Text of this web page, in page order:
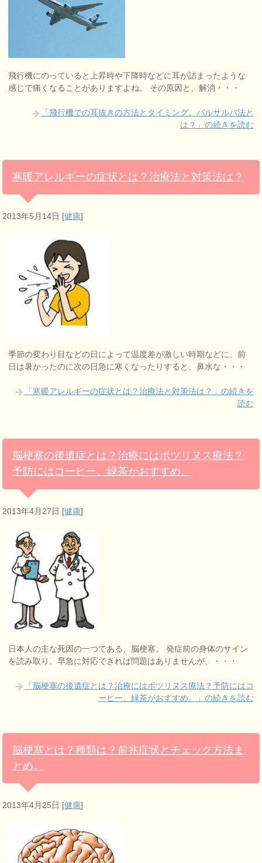
飛行機にのっていると上昇時や下降時などに耳が詰まったような
感じで痛くなることがありますよね。 その原因と、解消・・・
「飛行機での耳抜きの方法とタイミング。バルサルバ法と
は？」の続きを読む
寒暖アレルギーの症状とは？治療法と対策法は？
2013年5月14日 [健康]
季節の変わり目などの日によって温度差が激しい時期などに、前
日は暑かったのに次の日急に寒くなったりすると、鼻水な・・・
「寒暖アレルギーの症状とは？治療法と対策法は？」の続きを
読む
脳梗塞の後遺症とは？治療にはボツリヌス療法？
予防にはコーヒー、緑茶がおすすめ。
2013年4月27日 [健康]
日本人の主な死因の一つである、脳梗塞。 発症前の身体のサイン
を読み取り、早急に対応できれば問題はありませんが、・・・
「脳梗塞の後遺症とは？治療にはボツリヌス療法？予防にはコ
ーヒー、緑茶がおすすめ。」の続きを読む
脳梗塞とは？種類は？前兆症状とチェック方法ま
とめ。
2013年4月25日 [健康]